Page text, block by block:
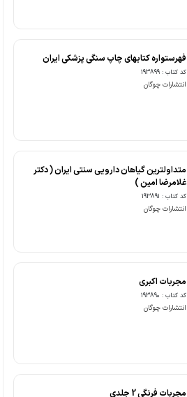
فهرستواره کتابهای چاپ سنگی پزشکی ایران
کد کتاب : 193899
انتشارات چوگان
متداولترین گیاهان دارویی سنتی ایران ( دکتر
غلامرضا امین )
کد کتاب : 193891
انتشارات چوگان
مجربات اکبری
کد کتاب : 193890
انتشارات چوگان
مجربات فرنگی 2 جلدی